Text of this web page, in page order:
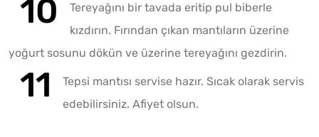
Tereyağını bir tavada eritip pul biberle
kızdırın. Fırından çıkan mantıların üzerine
yoğurt sosunu dökün ve üzerine tereyağını gezdirin.
Tepsi mantısı servise hazır. Sıcak olarak servis
edebilirsiniz. Afiyet olsun.